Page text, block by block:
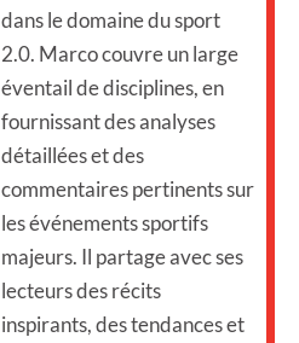
dans le domaine du sport
2.0. Marco couvre un large
éventail de disciplines, en
fournissant des analyses
détaillées et des
commentaires pertinents sur
les événements sportifs
majeurs. Il partage avec ses
lecteurs des récits
inspirants, des tendances et